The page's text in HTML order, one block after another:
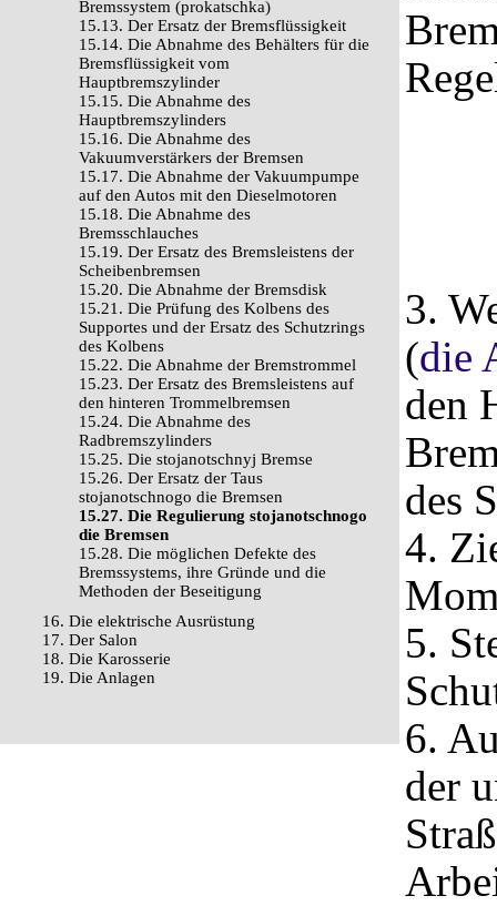
Bremssystem (prokatschka)
15.13. Der Ersatz der Bremsflüssigkeit
15.14. Die Abnahme des Behälters für die
Bremsflüssigkeit vom
Hauptbremszylinder
15.15. Die Abnahme des
Hauptbremszylinders
15.16. Die Abnahme des
Vakuumverstärkers der Bremsen
15.17. Die Abnahme der Vakuumpumpe
auf den Autos mit den Dieselmotoren
15.18. Die Abnahme des
Bremsschlauches
15.19. Der Ersatz des Bremsleistens der
Scheibenbremsen
15.20. Die Abnahme der Bremsdisk
15.21. Die Prüfung des Kolbens des
Supportes und der Ersatz des Schutzrings
des Kolbens
15.22. Die Abnahme der Bremstrommel
15.23. Der Ersatz des Bremsleistens auf
den hinteren Trommelbremsen
15.24. Die Abnahme des
Radbremszylinders
15.25. Die stojanotschnyj Bremse
15.26. Der Ersatz der Taus
stojanotschnogo die Bremsen
15.27. Die Regulierung stojanotschnogo
die Bremsen
15.28. Die möglichen Defekte des
Bremssystems, ihre Gründe und die
Methoden der Beseitigung
16. Die elektrische Ausrüstung
17. Der Salon
18. Die Karosserie
19. Die Anlagen
3.
(die
den
des
4.
5.
6.
der